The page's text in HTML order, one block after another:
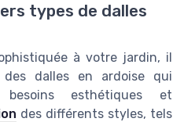
types de dalles
à votre jardin, il
dalles en ardoise qui
esthétiques et
des différents styles, tels